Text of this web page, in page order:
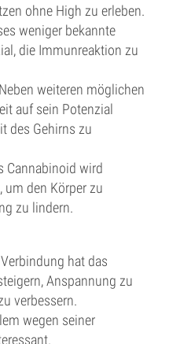
ohne High zu erleben.
weniger bekannte
die Immunreaktion zu
Neben weiteren möglichen
auf sein Potenzial
des Gehirns zu
Cannabinoid wird
um den Körper zu
zu lindern.
hat das
Anspannung zu
verbessern.
wegen seiner